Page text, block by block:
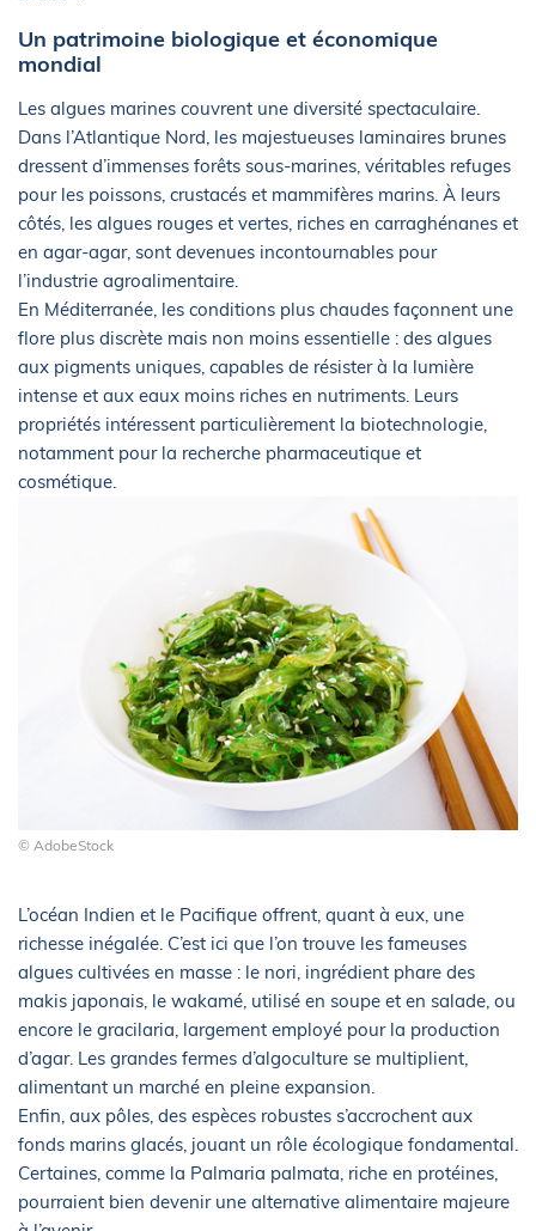
Un patrimoine biologique et économique
mondial
Les algues marines couvrent une diversité spectaculaire.
Dans l’Atlantique Nord, les majestueuses laminaires brunes
dressent d’immenses forêts sous-marines, véritables refuges
pour les poissons, crustacés et mammifères marins. À leurs
côtés, les algues rouges et vertes, riches en carraghénanes et
en agar-agar, sont devenues incontournables pour
l’industrie agroalimentaire.
En Méditerranée, les conditions plus chaudes façonnent une
flore plus discrète mais non moins essentielle : des algues
aux pigments uniques, capables de résister à la lumière
intense et aux eaux moins riches en nutriments. Leurs
propriétés intéressent particulièrement la biotechnologie,
notamment pour la recherche pharmaceutique et
cosmétique.
© AdobeStock
L’océan Indien et le Pacifique offrent, quant à eux, une
richesse inégalée. C’est ici que l’on trouve les fameuses
algues cultivées en masse : le nori, ingrédient phare des
makis japonais, le wakamé, utilisé en soupe et en salade, ou
encore le gracilaria, largement employé pour la production
d’agar. Les grandes fermes d’algoculture se multiplient,
alimentant un marché en pleine expansion.
Enfin, aux pôles, des espèces robustes s’accrochent aux
fonds marins glacés, jouant un rôle écologique fondamental.
Certaines, comme la Palmaria palmata, riche en protéines,
pourraient bien devenir une alternative alimentaire majeure